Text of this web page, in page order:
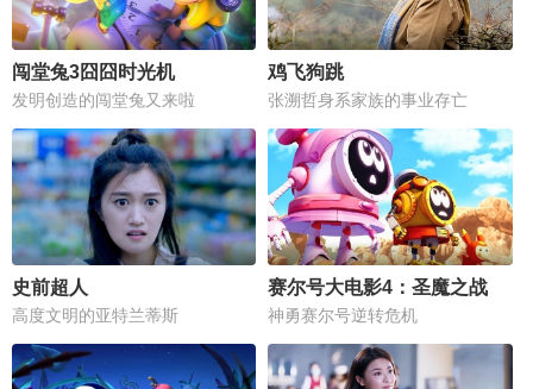
闯堂兔3囧囧时光机
发明创造的闯堂兔又来啦
鸡飞狗跳
张溯哲身系家族的事业存亡
史前超人
高度文明的亚特兰蒂斯
赛尔号大电影4：圣魔之战
神勇赛尔号逆转危机